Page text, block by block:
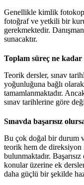
Genellikle kimlik
fotoğraf ve yetkili bir
gerekmektedir.
sunacaktır.
Toplam süreç ne
Teorik dersler, sınav
yoğunluğuna bağlı
tamamlanmaktadır.
sınav tarihlerine göre
Sınavda başarısız
Bu çok doğal bir durum
teorik hem de direksiyon
bulunmaktadır.
konular üzerine ek
daha güçlü bir şekilde